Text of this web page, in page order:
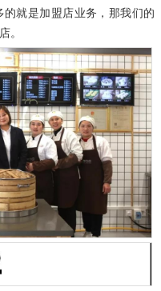
就是加盟店业务，那我们的
。